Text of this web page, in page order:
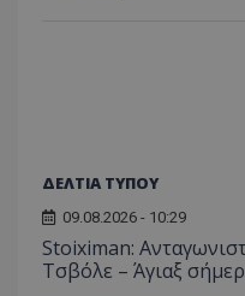
ΔΕΛΤΙΑ ΤΥΠΟΥ
09.08.2026 - 10:29
Stoiximan:
Τσβόλε – Άγιαξ